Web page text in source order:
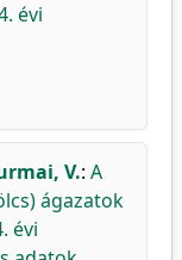
évi
V.: A
ágazatok
évi